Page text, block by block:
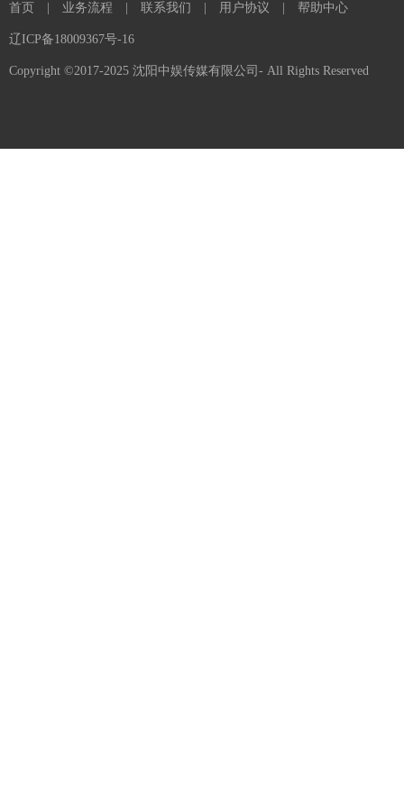
首页 业务流程 联系我们 用户协议 帮助中心
辽ICP备18009367号-16
Copyright ©2017-2025 沈阳中娱传媒有限公司- All Rights Reserved